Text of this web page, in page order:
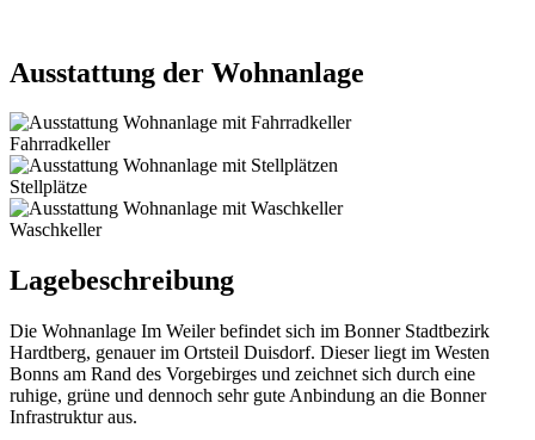
Ausstattung der Wohnanlage
Fahrradkeller
Stellplätze
Waschkeller
Lagebeschreibung
Die Wohnanlage Im Weiler befindet sich im Bonner Stadtbezirk
Hardtberg, genauer im Ortsteil Duisdorf. Dieser liegt im Westen
Bonns am Rand des Vorgebirges und zeichnet sich durch eine
ruhige, grüne und dennoch sehr gute Anbindung an die Bonner
Infrastruktur aus.